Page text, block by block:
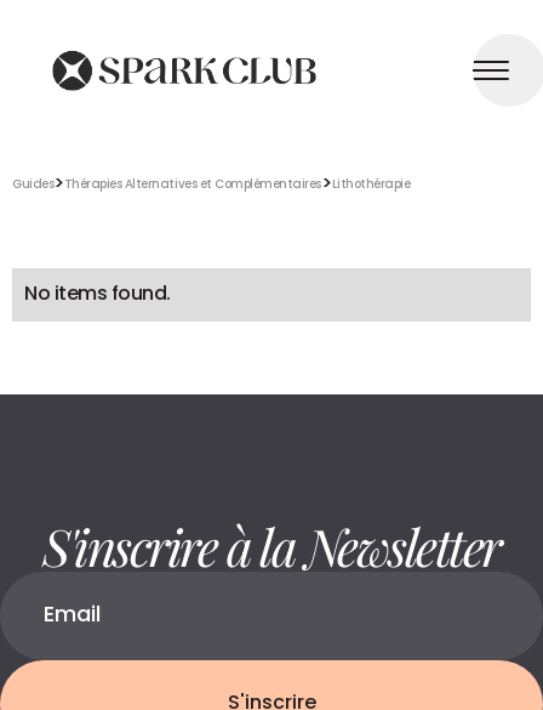
Guides>Thérapies Alternatives et Complémentaires>Lithothérapie
No items found.
S'inscrire à la Newsletter